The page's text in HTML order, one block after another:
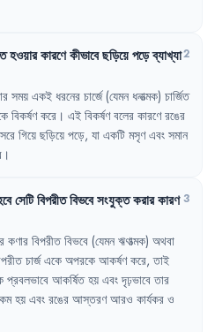
হওয়ারকারণেকীভাবেছড়িয়েপড়েব্যাখ্যা2
সময় একই ধরনের চার্জে (যেমন ধনাত্মক) চার্জিত
বিকর্ষণ করে । এই বিকর্ষণ বলের কারণে রঙের
সরে গিয়ে ছড়িয়ে পড়ে, যা একটি মসৃণ এবং সমান
।
সেটিবিপরীতবিভবেসংযুক্তকরারকারণ 3
কণার বিপরীত বিভবে (যেমন ঋণাত্মক) অথবা
চার্জ একে অপরকে আকর্ষণ করে, তাই
প্রবলভাবে আকর্ষিত হয় এবং দৃঢ়ভাবে তার
কম হয় এবং রঙের আস্তরণ আরও কার্যকর ও